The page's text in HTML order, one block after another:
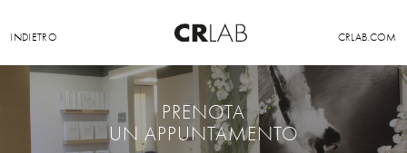
INDIETRO CRLAB.COM
PRENOTA
UN APPUNTAMENTO